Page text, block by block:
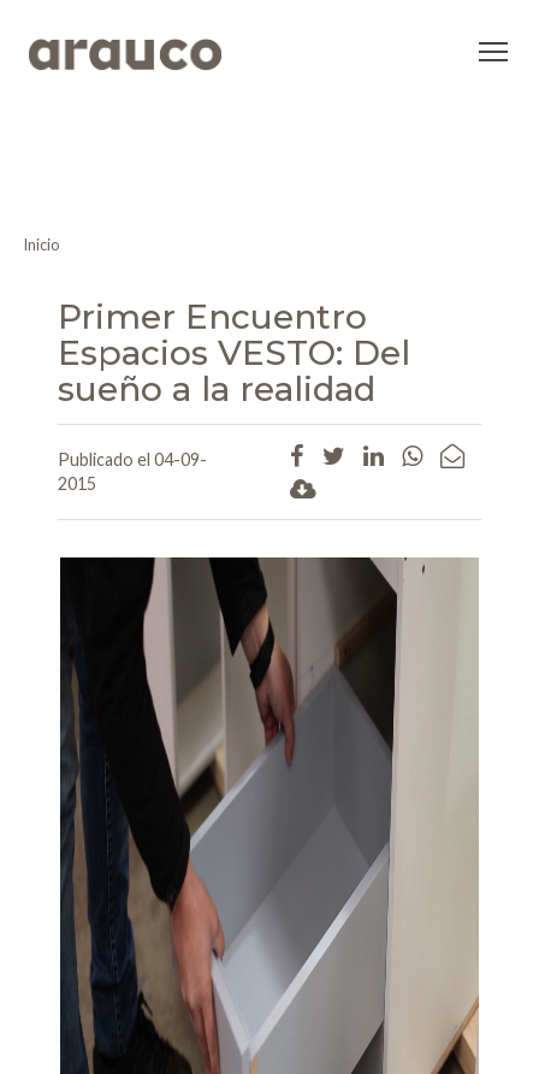
Inicio
Primer Encuentro
Espacios VESTO: Del
sueño a la realidad
Publicado el 04-09-
2015